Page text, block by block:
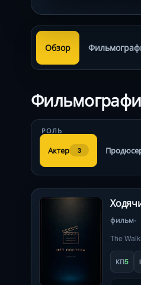
Обзор
РОЛЬ
Актер 3
фильм
The
КП5